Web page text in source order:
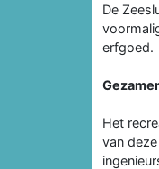
De
erfgoed.
Het
van